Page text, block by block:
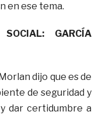
en ese tema.
GARCÍA
dijo que es de
de seguridad y
dar certidumbre a